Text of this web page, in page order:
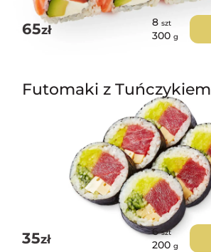
65zł
8 szt
300 g
Futomaki z Tuńczykiem
35zł
6szt
200 g